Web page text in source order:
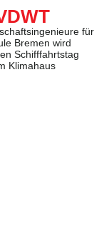
für
Bremen wird
Schifffahrtstag
Klimahaus